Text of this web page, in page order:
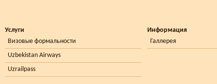
Услуги
Визовые формальности
Uzbekistan Airways
Uzrailpass
Информация
Галлерея